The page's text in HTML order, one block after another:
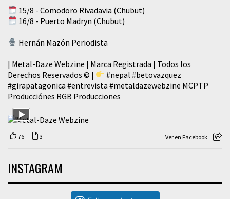
15/8 - Comodoro Rivadavia (Chubut)
16/8 - Puerto Madryn (Chubut)
Hernán Mazón Periodista
| Metal-Daze Webzine | Marca Registrada | Todos los
Derechos Reservados © |
#nepal #betovazquez
#girapatagonica #entrevista #metaldazewebzine MCPTP
Producciónes RGB Producciones
76 3 Ver en Facebook
INSTAGRAM